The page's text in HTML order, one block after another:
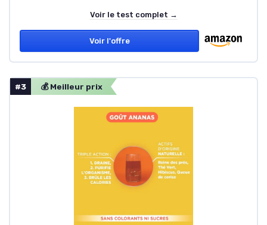
Voir le test complet →
Voir l'offre
#3 💰 Meilleur prix